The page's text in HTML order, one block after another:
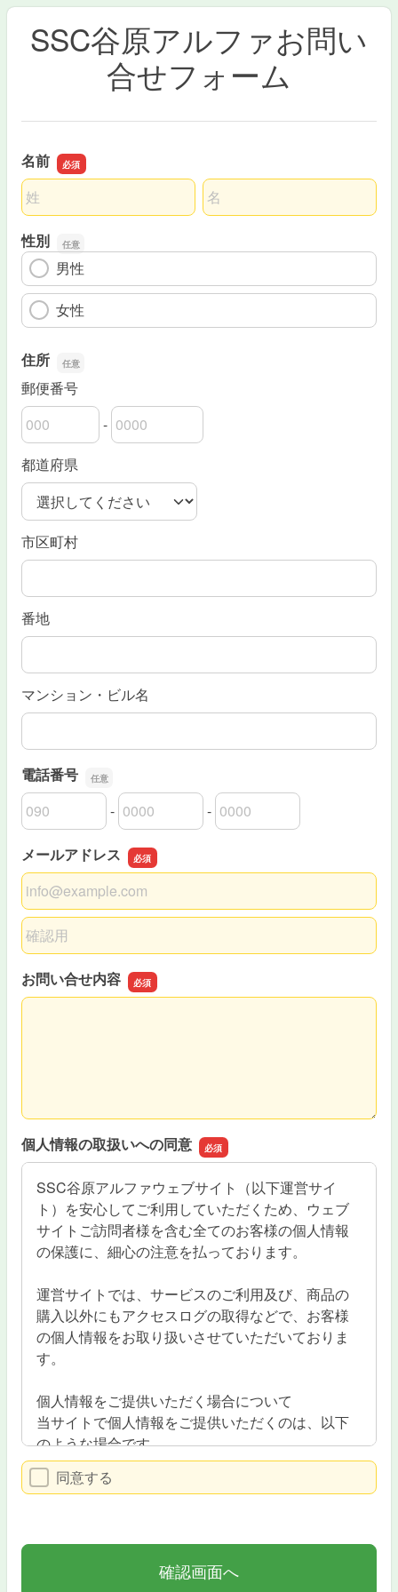
SSC谷原アルファお問い
合せフォーム
名前
名前の姓
名前の名
性別
男性
女性
住所
郵便番号
郵便番号の上3桁
-
郵便番号の下4桁
都道府県
市区町村
番地
マンション・ビル名
電話番号
電話番号の市外局番
-
電話番号の市内局番 -
電話番号の加入者番号
メールアドレス
メールアドレス
メールアドレスの確認用
お問い合せ内容
お問い合せ内容
個人情報の取扱いへの同意
SSC谷原アルファウェブサイト（以下運営サイ
ト）を安心してご利用していただくため、ウェブ
サイトご訪問者様を含む全てのお客様の個人情報
の保護に、細心の注意を払っております。
運営サイトでは、サービスのご利用及び、商品の
購入以外にもアクセスログの取得などで、お客様
の個人情報をお取り扱いさせていただいておりま
す。
個人情報をご提供いただく場合について
当サイトで個人情報をご提供いただくのは、以下
のような場合です。
・サイトへお問い合わせ等のメールを送っていた
ご提供いただいた個人情報の利用目的
ご提供いただいた個人情報を以下のような目的で
同意する